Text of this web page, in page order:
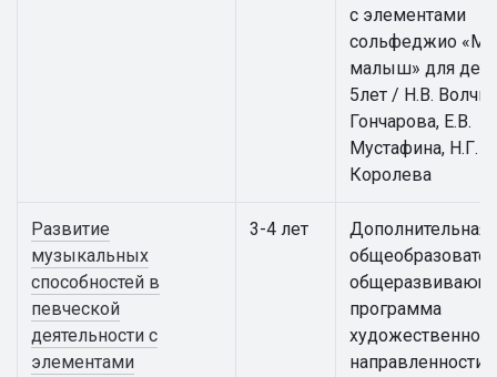
с элементами
сольфеджио
малыш» для
5лет / Н.В.
Гончарова, Е.В.
Мустафина, Н.Г.
Королева
Развитие
музыкальных
способностей в
певческой
деятельности с
элементами
3-4 лет
Дополнительная
программа
художественной
направленности